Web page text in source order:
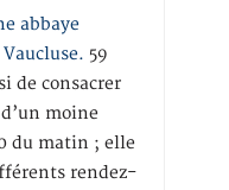
abbaye
59
de consacrer
moine
du matin ; elle
rendez-